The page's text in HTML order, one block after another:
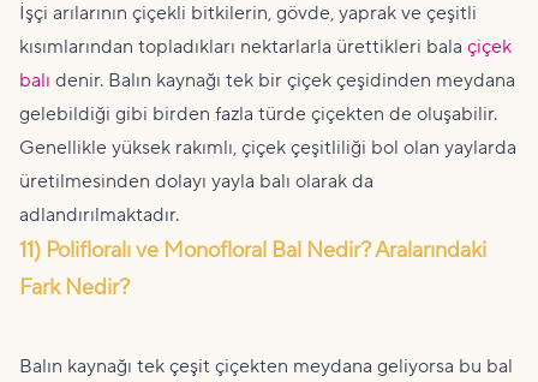
İşçi arılarının çiçekli bitkilerin, gövde, yaprak ve çeşitli
kısımlarından topladıkları nektarlarla ürettikleri bala çiçek
balı denir. Balın kaynağı tek bir çiçek çeşidinden meydana
gelebildiği gibi birden fazla türde çiçekten de oluşabilir.
Genellikle yüksek rakımlı, çiçek çeşitliliği bol olan yaylarda
üretilmesinden dolayı yayla balı olarak da
adlandırılmaktadır.
11) Polifloralı ve Monofloral Bal Nedir? Aralarındaki
Fark Nedir?
Balın kaynağı tek çeşit çiçekten meydana geliyorsa bu bal